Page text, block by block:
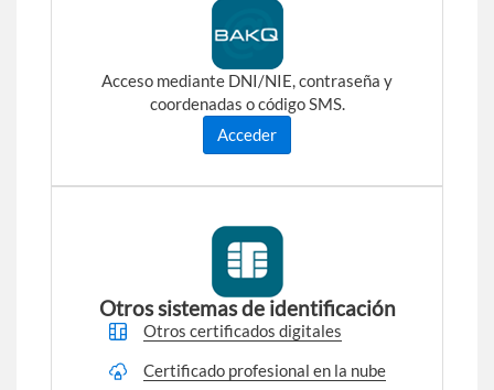
Acceso mediante DNI/NIE, contraseña y
coordenadas o código SMS.
Acceder
Otros sistemas de identificación
Otros certificados digitales
Certificado profesional en la nube